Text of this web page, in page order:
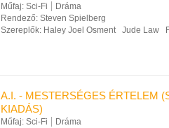
Műfaj: Sci-Fi
Dráma
Rendező: Steven Spielberg
Szereplők: Haley Joel Osment Jude Law
A.I. - MESTERSÉGES ÉRTELEM
KIADÁS)
Műfaj: Sci-Fi
Dráma